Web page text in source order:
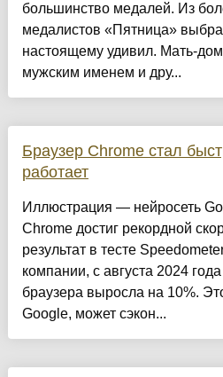
большинство медалей. Из
медалистов «Пятница»
настоящему удивил. Мать-
мужским именем и дру...
Браузер Chrome стал
работает
Иллюстрация — нейросеть
Chrome достиг рекордной
результат в тесте
компании, с августа 2024
браузера выросла на 10%.
Google, может сэкон...